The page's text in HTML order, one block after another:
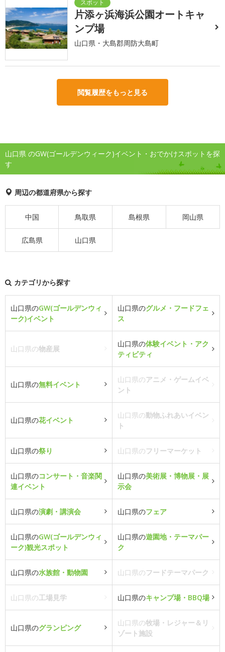
片添ヶ浜海浜公園オートキャ
ンプ場
山口県・大島郡周防大島町
閲覧履歴をもっと見る
山口県 のGW(ゴールデンウィーク)イベント・おでかけスポットを探
す
周辺の都道府県から探す
中国 鳥取県 島根県 岡山県
広島県 山口県
カテゴリから探す
山口県のGW(ゴールデンウィ
ーク)イベント
山口県のグルメ・フードフェ
ス
山口県の物産展
山口県の体験イベント・アク
ティビティ
山口県の無料イベント
山口県のアニメ・ゲームイベ
ント
山口県の花イベント
山口県の動物ふれあいイベン
ト
山口県の祭り 山口県のフリーマーケット
山口県のコンサート・音楽関
連イベント
山口県の美術展・博物展・展
示会
山口県の演劇・講演会 山口県のフェア
山口県のGW(ゴールデンウィ
ーク)観光スポット
山口県の遊園地・テーマパー
ク
山口県の水族館・動物園 山口県のフードテーマパーク
山口県の工場見学 山口県のキャンプ場・BBQ場
山口県のグランピング
山口県の牧場・レジャー＆リ
ゾート施設